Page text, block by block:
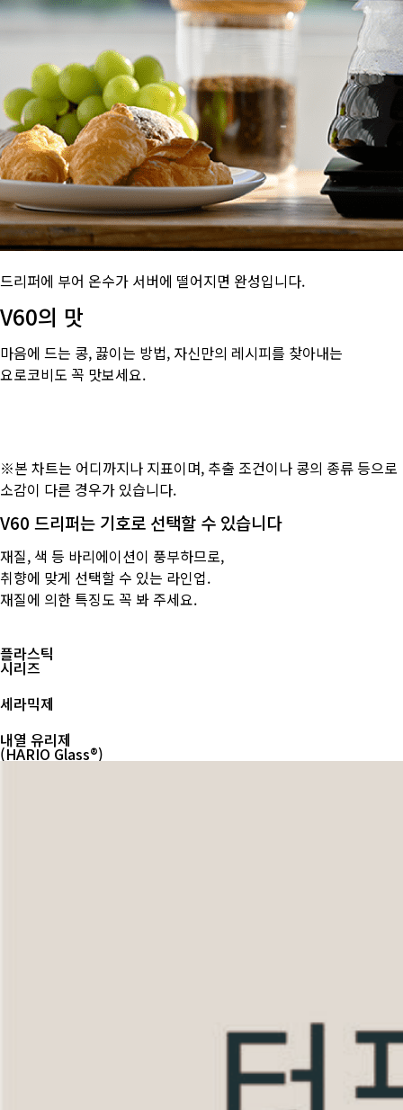
드리퍼에 부어 온수가 서버에 떨어지면 완성입니다.
V60의 맛
마음에 드는 콩, 끓이는 방법, 자신만의 레시피를 찾아내는
요로코비도 꼭 맛보세요.
※본 차트는 어디까지나 지표이며, 추출 조건이나 콩의 종류 등으로
소감이 다른 경우가 있습니다.
V60 드리퍼는 기호로 선택할 수 있습니다
재질, 색 등 바리에이션이 풍부하므로,
취향에 맞게 선택할 수 있는 라인업.
재질에 의한 특징도 꼭 봐 주세요.
플라스틱
시리즈
세라믹제
내열 유리제
(HARIO Glass®)